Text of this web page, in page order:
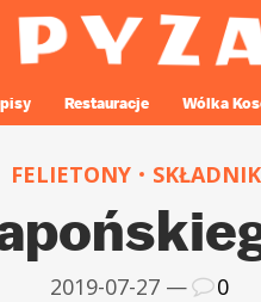
Restauracje Wólka
FELIETONY
2019-07-27 — 0